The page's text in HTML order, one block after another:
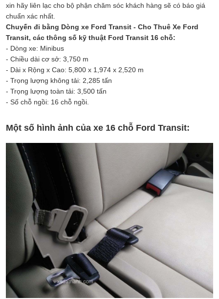
xin hãy liên lạc cho bộ phận chăm sóc khách hàng sẽ có báo giá
chuẩn xác nhất.
Chuyến đi bằng Dòng xe Ford Transit - Cho Thuê Xe Ford
Transit, các thông số kỹ thuật Ford Transit 16 chỗ:
- Dòng xe: Minibus
- Chiều dài cơ sở: 3,750 m
- Dài x Rộng x Cao: 5,800 x 1,974 x 2,520 m
- Trọng lượng không tải: 2,285 tấn
- Trọng lượng toàn tải: 3,500 tấn
- Số chỗ ngồi: 16 chỗ ngồi.
Một số hình ảnh của xe 16 chỗ Ford Transit: